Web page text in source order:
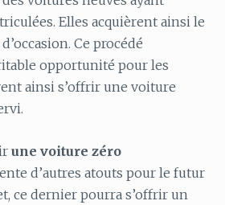
Elles acquièrent ainsi le
Ce procédé
opportunité pour les
ainsi s’offrir une voiture
une voiture zéro
d’autres atouts pour le futur
ce dernier pourra s’offrir un